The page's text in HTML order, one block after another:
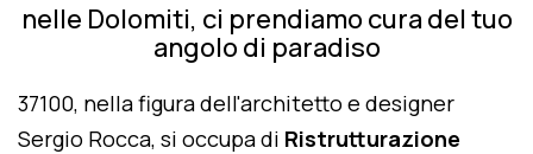
nelle Dolomiti, ci prendiamo cura del tuo
angolo di paradiso
37100, nella figura dell'architetto e designer
Sergio Rocca, si occupa di Ristrutturazione